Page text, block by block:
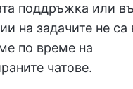
поддръжка или
на задачите не
по време на
чатове.